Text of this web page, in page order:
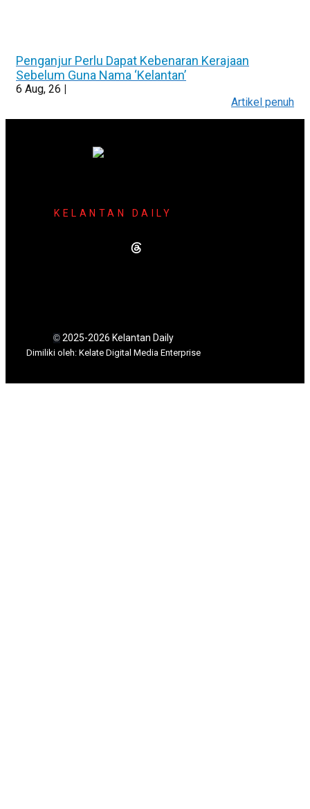
Penganjur Perlu Dapat Kebenaran Kerajaan
Sebelum Guna Nama ‘Kelantan’
6 Aug, 26 |
Artikel penuh
KELANTAN DAILY
©2025-2026 Kelantan Daily
Dimiliki oleh: Kelate Digital Media Enterprise